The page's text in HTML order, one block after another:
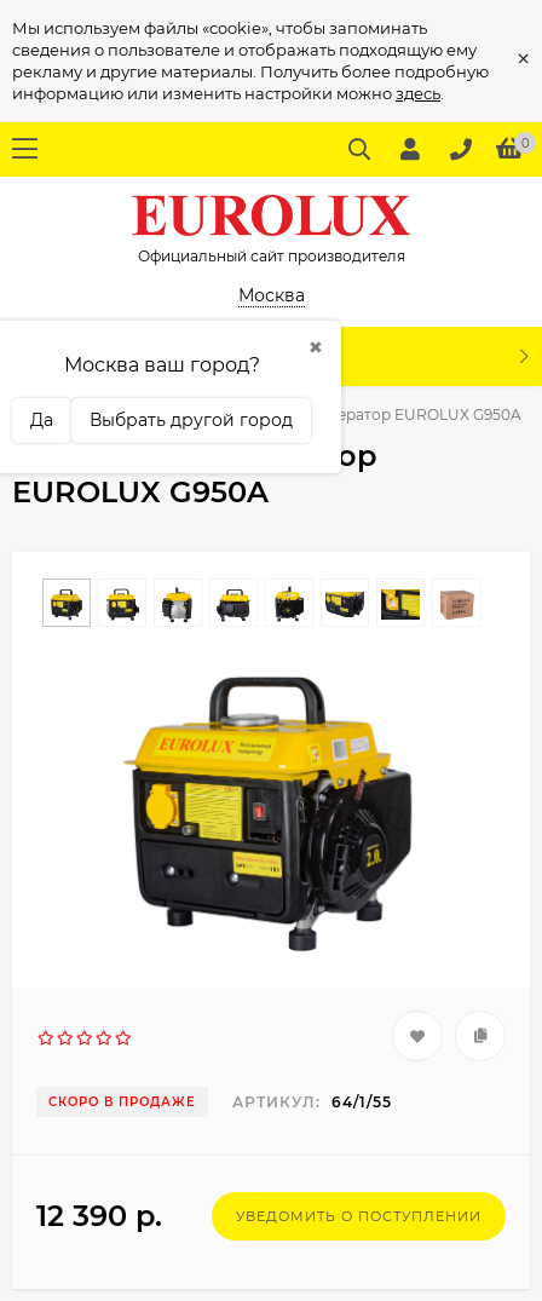
Мы используем файлы «cookie», чтобы запоминать
сведения о пользователе и отображать подходящую ему
рекламу и другие материалы. Получить более подробную
информацию или изменить настройки можноздесь
×
0
Официальный сайт производителя
Москва
✖
Москва ваш город?
Да Выбрать другой город
КАТАЛОГ
Главная Генераторы Бензиновый генератор EUROLUX G950A
Бензиновый генератор
EUROLUX G950A
СКОРО В ПРОДАЖЕ АРТИКУЛ: 64/1/55
12 390 p. УВЕДОМИТЬ О ПОСТУПЛЕНИИ